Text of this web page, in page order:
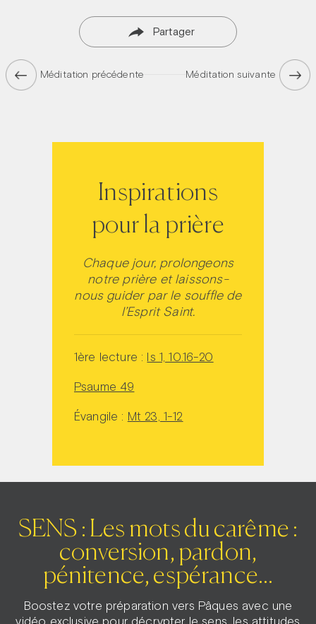
Partager
Méditation précédente Méditation suivante
Inspirations
pour la prière
Chaque jour, prolongeons
notre prière et laissons-
nous guider par le souffle de
l’Esprit Saint.
1ère lecture : Is 1, 10.16-20
Psaume 49
Évangile : Mt 23, 1-12
SENS : Les mots du carême :
conversion, pardon,
pénitence, espérance...
Boostez votre préparation vers Pâques avec une
vidéo exclusive pour décrypter le sens, les attitudes